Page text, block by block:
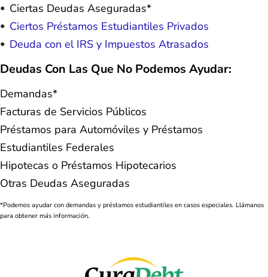
Ciertas Deudas Aseguradas*
Ciertos Préstamos Estudiantiles Privados
Deuda con el IRS y Impuestos Atrasados
Deudas Con Las Que No Podemos Ayudar:
Demandas*
Facturas de Servicios Públicos
Préstamos para Automóviles y Préstamos
Estudiantiles Federales
Hipotecas o Préstamos Hipotecarios
Otras Deudas Aseguradas
*Podemos ayudar con demandas y préstamos estudiantiles en casos especiales. Llámanos
para obtener más información.